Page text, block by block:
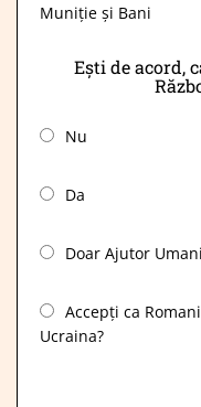
Muniție și Bani
Ești de acord,
Nu
Da
Doar Ajutor
Accepți ca
Ucraina?